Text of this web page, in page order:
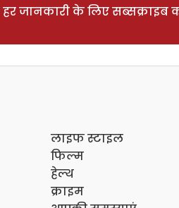
जानकारी के लिए सब्सक्राइब
लाइफ स्टाइल
फिल्म
हेल्थ
क्राइम